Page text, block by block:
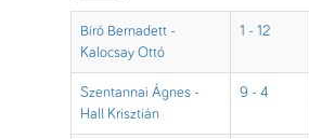
Bíró Bernadett -
Kalocsay Ottó
1 - 12
Szentannai Ágnes -
Hall Krisztián
9 - 4